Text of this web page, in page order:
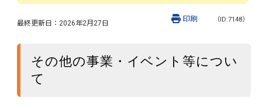
最終更新日： 2026年2月27日 （ID:7148）
印刷
その他の事業・イベント等につい
て